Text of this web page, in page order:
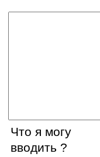
Что я могу
вводить ?